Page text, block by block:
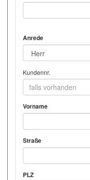
Anrede
Kundennr.
Vorname
Straße
PLZ